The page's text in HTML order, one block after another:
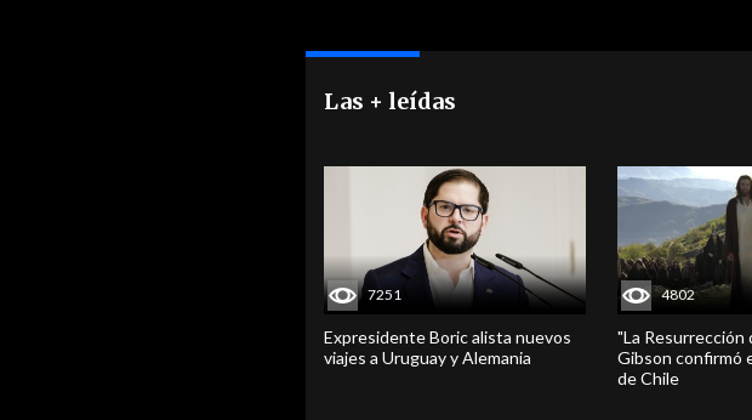
Las + leídas
7251
Expresidente Boric alista nuevos
viajes a Uruguay y Alemania
4802
"La Resurrección
Gibson confirmó
de Chile